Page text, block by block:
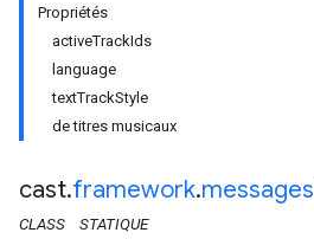
Propriétés
activeTrackIds
language
textTrackStyle
de titres musicaux
cast.framework.messages
CLASS STATIQUE